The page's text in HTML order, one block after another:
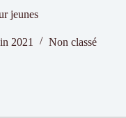
jeunes
2021 Non classé